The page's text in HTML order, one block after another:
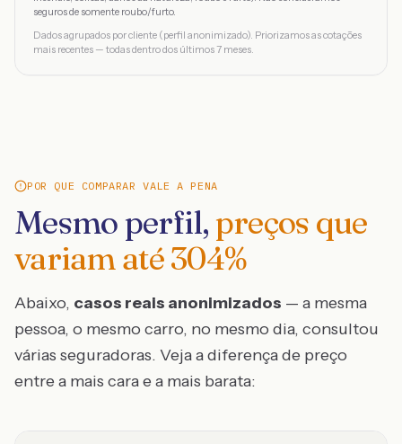
seguros de somente roubo/furto.
Dados agrupados por cliente (perfil anonimizado). Priorizamos as cotações
mais recentes — todas dentro dos últimos 7 meses.
POR QUE COMPARAR VALE A PENA
Mesmo perfil, preços que
variam até304%
Abaixo, casos reais anonimizados — a mesma
pessoa, o mesmo carro, no mesmo dia, consultou
várias seguradoras. Veja a diferença de preço
entre a mais cara e a mais barata: